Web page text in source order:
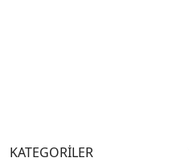
KATEGORİLER